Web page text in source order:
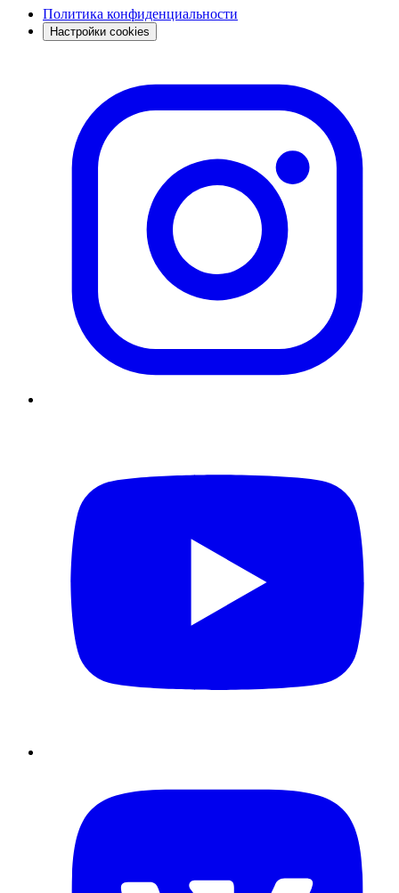
Политика конфиденциальности
Настройки cookies